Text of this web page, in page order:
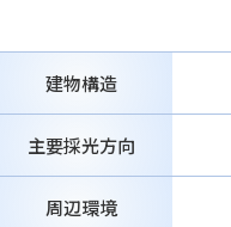
建物構造
主要採光方向
周辺環境